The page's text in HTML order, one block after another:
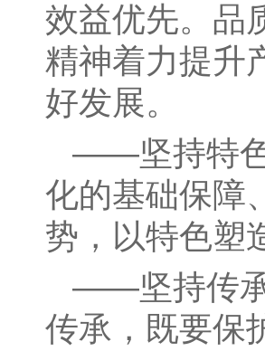
效益优先。品
精神着力提升
好发展。
——坚持特色
化的基础保障
势，以特色塑
——坚持传承
传承，既要保